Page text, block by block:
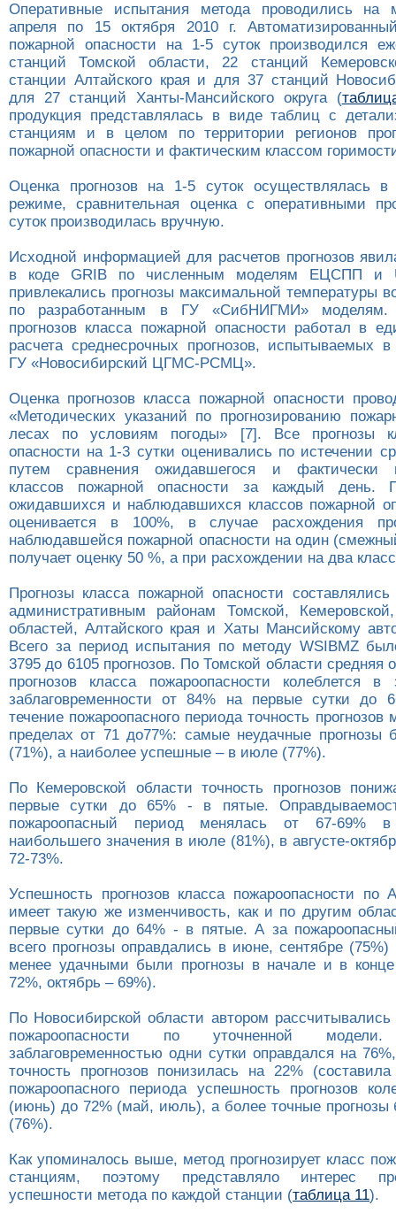
Оперативные испытания метода проводились на
апреля по 15 октября 2010 г.
пожарной опасности на 1-5 суток производился
станций Томской области, 22 станций
станции Алтайского края и для 37 станций
для 27 станций Ханты-Мансийского округа (
продукция представлялась в виде таблиц с
станциям и в целом по территории регионов
пожарной опасности и фактическим классом
Оценка прогнозов на 1-5 суток осуществлялась в
режиме, сравнительная оценка с оперативными
суток производилась вручную.
Исходной информацией для расчетов прогнозов
в коде GRIB по численным моделям ЕЦСПП и
привлекались прогнозы максимальной температуры
по разработанным в ГУ «СибНИГМИ» моделям.
прогнозов класса пожарной опасности работал в
расчета среднесрочных прогнозов, испытываемых в
ГУ «Новосибирский ЦГМС-РСМЦ».
Оценка прогнозов класса пожарной опасности
«Методических указаний по прогнозированию
лесах по условиям погоды» [7]. Все прогнозы
опасности на 1-3 сутки оценивались по истечении
путем сравнения ожидавшегося и фактически
классов пожарной опасности за каждый день.
ожидавшихся и наблюдавшихся классов пожарной
оценивается в 100%, в случае расхождения
наблюдавшейся пожарной опасности на один
получает оценку 50 %, а при расхождении на два
Прогнозы класса пожарной опасности
административным районам Томской,
областей, Алтайского края и Хаты Мансийскому
Всего за период испытания по методу WSIBMZ
3795 до 6105 прогнозов. По Томской области средняя
прогнозов класса пожароопасности колеблется в
заблаговременности от 84% на первые сутки до
течение пожароопасного периода точность прогнозов
пределах от 71 до77%: самые неудачные прогнозы
(71%), а наиболее успешные – в июле (77%).
По Кемеровской области точность прогнозов
первые сутки до 65% - в пятые.
пожароопасный период менялась от 67-69%
наибольшего значения в июле (81%), в августе-
72-73%.
Успешность прогнозов класса пожароопасности по
имеет такую же изменчивость, как и по другим
первые сутки до 64% - в пятые. А за
всего прогнозы оправдались в июне, сентябре
менее удачными были прогнозы в начале и в
72%, октябрь – 69%).
По Новосибирской области автором рассчитывались
пожароопасности по уточненной
заблаговременностью одни сутки оправдался на
точность прогнозов понизилась на 22%
пожароопасного периода успешность прогнозов
(июнь) до 72% (май, июль), а более точные прогнозы
(76%).
Как упоминалось выше, метод прогнозирует класс
станциям, поэтому представляло интерес
успешности метода по каждой станции (таблица 11).